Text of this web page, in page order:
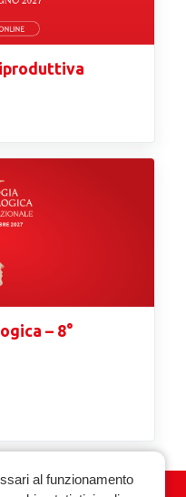
– 8°
al funzionamento